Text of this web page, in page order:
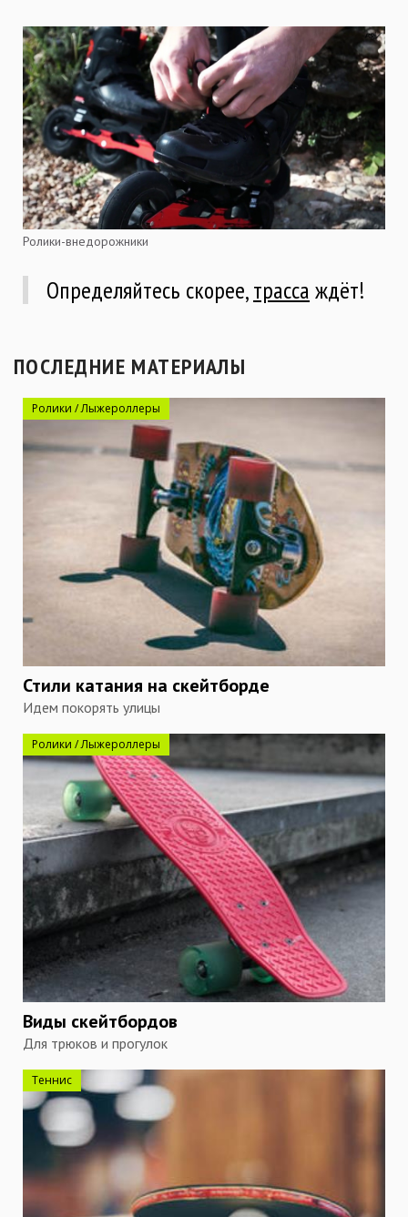
Ролики-внедорожники
Определяйтесь скорее,трасса ждёт!
ПОСЛЕДНИЕ МАТЕРИАЛЫ
Ролики / Лыжероллеры
Стили катания на скейтборде
Идем покорять улицы
Ролики / Лыжероллеры
Виды скейтбордов
Для трюков и прогулок
Теннис